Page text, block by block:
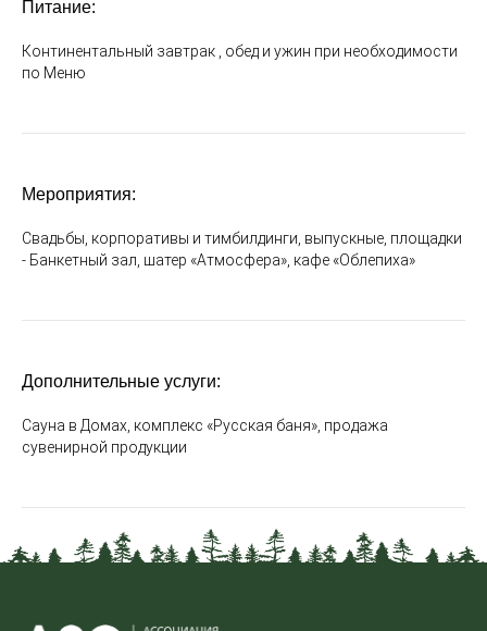
Питание:
Континентальный завтрак , обед и ужин при необходимости
по Меню
Мероприятия:
Свадьбы, корпоративы и тимбилдинги, выпускные, площадки
- Банкетный зал, шатер «Атмосфера», кафе «Облепиха»
Дополнительные услуги:
Сауна в Домах, комплекс «Русская баня», продажа
сувенирной продукции